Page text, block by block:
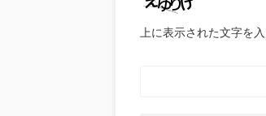
上に表示された文字を